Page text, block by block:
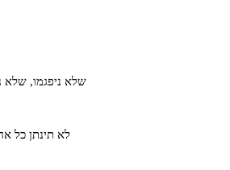
שלא ניפגמו, שלא
לא תינתן כל